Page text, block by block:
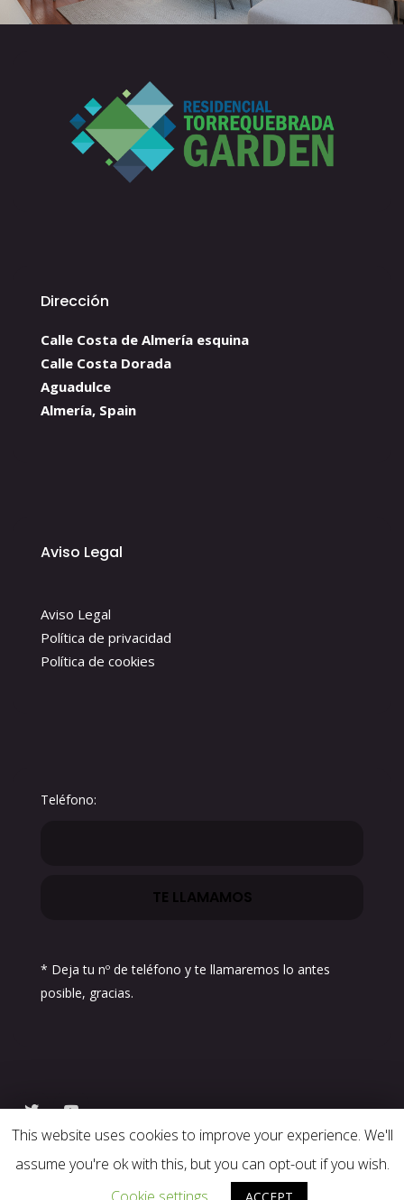
Dirección
Calle Costa de Almería esquina
Calle Costa Dorada
Aguadulce
Almería, Spain
Aviso Legal
Aviso Legal
Política de privacidad
Política de cookies
Teléfono:
* Deja tu nº de teléfono y te llamaremos lo antes
posible, gracias.
Copyright 2023 Residencial Torrequebrada
This website uses cookies to improve your experience. We'll
assume you're ok with this, but you can opt-out if you wish.